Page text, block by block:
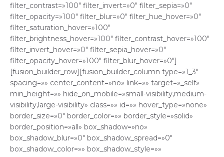
filter_contrast=»100″ filter_invert=»0″ filter_sepia=»0″
filter_opacity=»100″ filter_blur=»0″ filter_hue_hover=»0″
filter_saturation_hover=»100″
filter_brightness_hover=»100″ filter_contrast_hover=»100″
filter_invert_hover=»0″ filter_sepia_hover=»0″
filter_opacity_hover=»100″ filter_blur_hover=»0″]
[fusion_builder_row][fusion_builder_column type=»1_3″
spacing=»» center_content=»no» link=»» target=»_self»
min_height=»» hide_on_mobile=»small-visibility,medium-
visibility,large-visibility» class=»» id=»» hover_type=»none»
border_size=»0″ border_color=»» border_style=»solid»
border_position=»all» box_shadow=»no»
box_shadow_blur=»0″ box_shadow_spread=»0″
box_shadow_color=»» box_shadow_style=»»